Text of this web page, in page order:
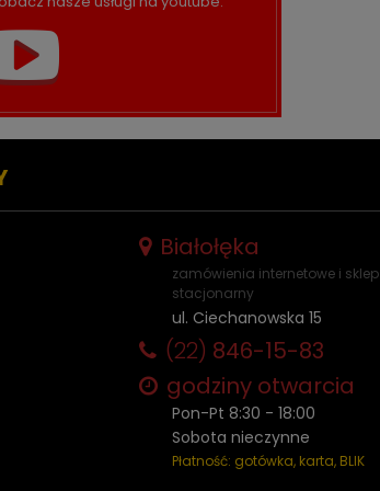
Białołęka
zamówienia internetowe i sklep
stacjonarny
ul. Ciechanowska 15
(22) 846-15-83
godziny otwarcia
Pon-Pt 8:30 - 18:00
Sobota nieczynne
Płatność: gotówka, karta, BLIK